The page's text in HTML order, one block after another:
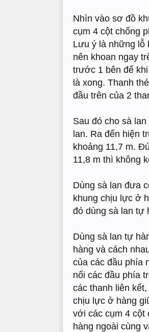
Nhìn vào sơ đồ
cụm 4 cột chống
Lưu ý là những lỗ
nên khoan ngay
trước 1 bên để
là xong. Thanh
đầu trên của 2
Sau đó cho sà
lan. Ra đến hiện
khoảng 11,7 m.
11,8 m thì không
Dùng sà lan đưa
khung chịu lực ở
đó dùng sà lan tự
Dùng sà lan tự
hàng và cách
của các đầu phía
nối các đầu phía
các thanh liên
chịu lực ở hàng
với các cụm 4 cột
hàng ngoài cùng